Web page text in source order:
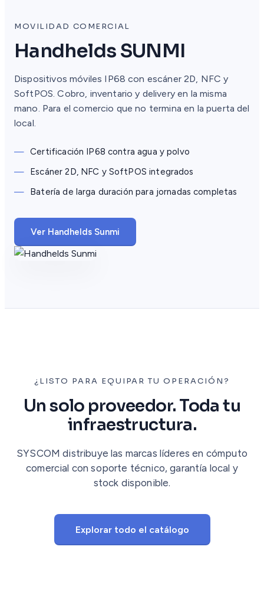
MOVILIDAD COMERCIAL
Handhelds SUNMI
Dispositivos móviles IP68 con escáner 2D, NFC y
SoftPOS. Cobro, inventario y delivery en la misma
mano. Para el comercio que no termina en la puerta del
local.
— Certificación IP68 contra agua y polvo
—
Escáner 2D, NFC y SoftPOS integrados
—
Batería de larga duración para jornadas completas
Ver Handhelds Sunmi
¿LISTO PARA EQUIPAR TU OPERACIÓN?
Un solo proveedor. Toda tu
infraestructura.
SYSCOM distribuye las marcas líderes en cómputo
comercial con soporte técnico, garantía local y
stock disponible.
Explorar todo el catálogo